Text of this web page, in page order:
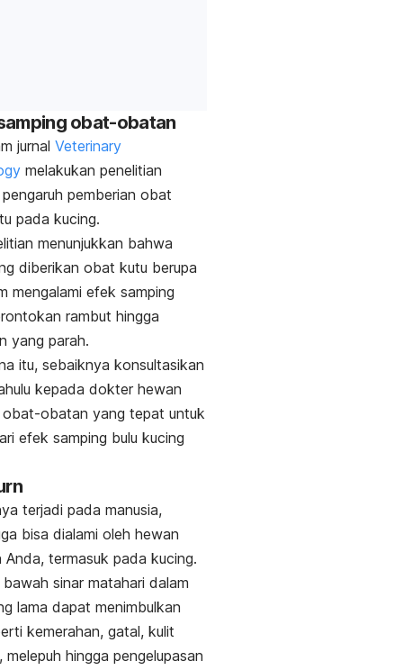
obat-obatan
jurnal Veterinary
melakukan penelitian
pemberian obat
pada kucing.
menunjukkan bahwa
diberikan obat kutu berupa
mengalami efek samping
rambut hingga
yang parah.
itu, sebaiknya konsultasikan
kepada dokter hewan
obat-obatan yang tepat untuk
efek samping bulu kucing
terjadi pada manusia,
bisa dialami oleh hewan
Anda, termasuk pada kucing.
sinar matahari dalam
lama dapat menimbulkan
kemerahan, gatal, kulit
melepuh hingga pengelupasan